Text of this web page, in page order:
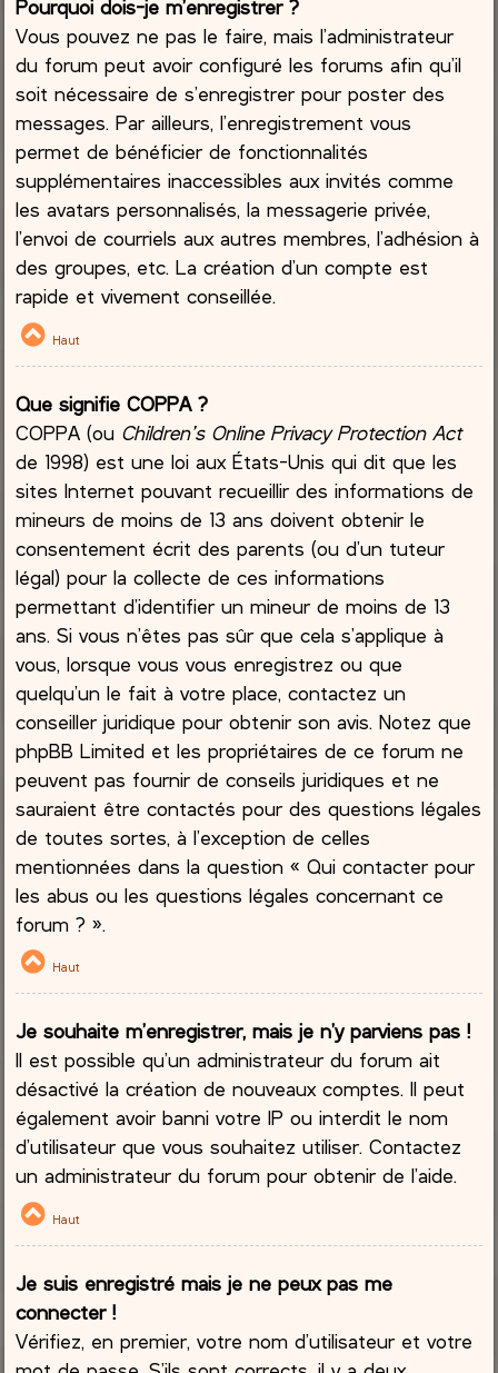
Pourquoi dois-je m’enregistrer ?
Vous pouvez ne pas le faire, mais l’administrateur
du forum peut avoir configuré les forums afin qu’il
soit nécessaire de s’enregistrer pour poster des
messages. Par ailleurs, l’enregistrement vous
permet de bénéficier de fonctionnalités
supplémentaires inaccessibles aux invités comme
les avatars personnalisés, la messagerie privée,
l’envoi de courriels aux autres membres, l’adhésion à
des groupes, etc. La création d’un compte est
rapide et vivement conseillée.
Haut
Que signifie COPPA ?
COPPA (ou Children’s Online Privacy Protection Act
de 1998) est une loi aux États-Unis qui dit que les
sites Internet pouvant recueillir des informations de
mineurs de moins de 13 ans doivent obtenir le
consentement écrit des parents (ou d’un tuteur
légal) pour la collecte de ces informations
permettant d’identifier un mineur de moins de 13
ans. Si vous n’êtes pas sûr que cela s’applique à
vous, lorsque vous vous enregistrez ou que
quelqu’un le fait à votre place, contactez un
conseiller juridique pour obtenir son avis. Notez que
phpBB Limited et les propriétaires de ce forum ne
peuvent pas fournir de conseils juridiques et ne
sauraient être contactés pour des questions légales
de toutes sortes, à l’exception de celles
mentionnées dans la question « Qui contacter pour
les abus ou les questions légales concernant ce
forum ? ».
Haut
Je souhaite m’enregistrer, mais je n’y parviens pas !
Il est possible qu’un administrateur du forum ait
désactivé la création de nouveaux comptes. Il peut
également avoir banni votre IP ou interdit le nom
d’utilisateur que vous souhaitez utiliser. Contactez
un administrateur du forum pour obtenir de l’aide.
Haut
Je suis enregistré mais je ne peux pas me
connecter !
Vérifiez, en premier, votre nom d’utilisateur et votre